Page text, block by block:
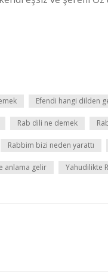
Efendi hangi dilden
Rab dili ne demek
Rabbim bizi neden yarattı
anlama gelir Yahudilikte